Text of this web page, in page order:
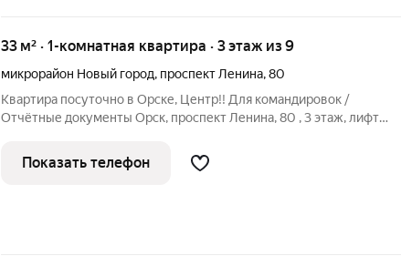
33 м² · 1-комнатная квартира · 3 этаж из 9
микрорайон Новый город, проспект Ленина,80
Квартира посуточно в Орске, Центр!! Для командировок /
Отчётные документы Орск, проспект Ленина, 80 , 3 этаж, лифт
Отлично подходит для командировочных, гостей города,
семейных пар и
Показать телефон